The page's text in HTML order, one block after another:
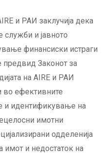
и РАИ заклучија дека
служби и јавното
финансиски истраги
Законот за
на AIRE и РАИ
во ефективните
и идентификување на
имотни
одделенија
и недостаток на